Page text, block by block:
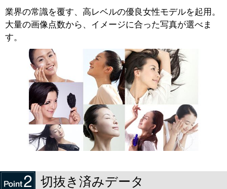
業界の常識を覆す、高レベルの優良女性モデルを起用。
大量の画像点数から、イメージに合った写真が選べま
す。
切抜き済みデータ